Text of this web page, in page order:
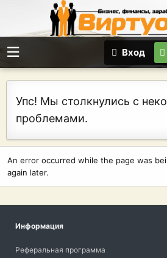
Вход
Упс! Мы столкнулись с
проблемами.
An error occurred while the page was
again later.
Информация
Реферальная программа